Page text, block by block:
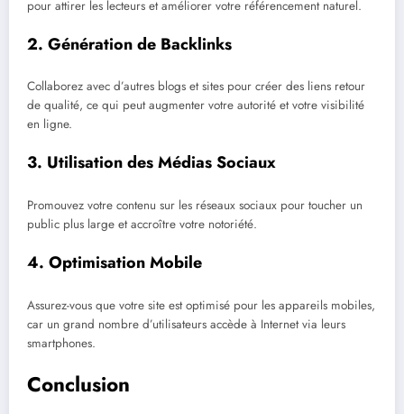
pour attirer les lecteurs et améliorer votre référencement naturel.
2. Génération de Backlinks
Collaborez avec d’autres blogs et sites pour créer des liens retour
de qualité, ce qui peut augmenter votre autorité et votre visibilité
en ligne.
3. Utilisation des Médias Sociaux
Promouvez votre contenu sur les réseaux sociaux pour toucher un
public plus large et accroître votre notoriété.
4. Optimisation Mobile
Assurez-vous que votre site est optimisé pour les appareils mobiles,
car un grand nombre d’utilisateurs accède à Internet via leurs
smartphones.
Conclusion